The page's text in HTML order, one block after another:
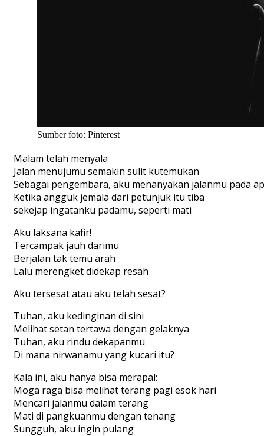
Sumber foto: Pinterest
Malam telah menyala
Jalan menujumu semakin sulit kutemukan
Sebagai pengembara, aku menanyakan jalanmu pada
Ketika angguk jemala dari petunjuk itu tiba
sekejap ingatanku padamu, seperti mati
Aku laksana kafir!
Tercampak jauh darimu
Berjalan tak temu arah
Lalu merengket didekap resah
Aku tersesat atau aku telah sesat?
Tuhan, aku kedinginan di sini
Melihat setan tertawa dengan gelaknya
Tuhan, aku rindu dekapanmu
Di mana nirwanamu yang kucari itu?
Kala ini, aku hanya bisa merapal:
Moga raga bisa melihat terang pagi esok hari
Mencari jalanmu dalam terang
Mati di pangkuanmu dengan tenang
Sungguh, aku ingin pulang